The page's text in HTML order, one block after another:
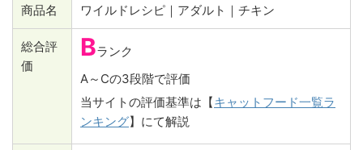
商品名 ワイルドレシピ｜アダルト｜チキン
総合評
価
Bランク
A～Cの3段階で評価
当サイトの評価基準は【キャットフード一覧ラ
ンキング】にて解説